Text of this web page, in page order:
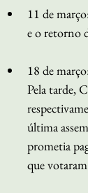
11 de
e o retorno
18 de
Pela tarde,
última
prometia
que